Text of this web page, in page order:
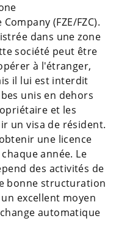
(FZE/FZC).
dans une zone
société peut être
à l'étranger,
il lui est interdit
unis en dehors
et les
un visa de résident.
une licence
année. Le
des activités de
bonne structuration
excellent moyen
automatique